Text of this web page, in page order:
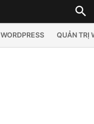
WORDPRESS QUẢN TRỊ